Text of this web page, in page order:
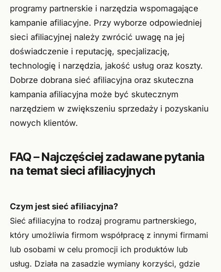
programy partnerskie i narzędzia wspomagające
kampanie afiliacyjne. Przy wyborze odpowiedniej
sieci afiliacyjnej należy zwrócić uwagę na jej
doświadczenie i reputację, specjalizację,
technologię i narzędzia, jakość usług oraz koszty.
Dobrze dobrana sieć afiliacyjna oraz skuteczna
kampania afiliacyjna może być skutecznym
narzędziem w zwiększeniu sprzedaży i pozyskaniu
nowych klientów.
FAQ – Najczęściej zadawane pytania
na temat sieci afiliacyjnych
Czym jest sieć afiliacyjna?
Sieć afiliacyjna to rodzaj programu partnerskiego,
który umożliwia firmom współpracę z innymi firmami
lub osobami w celu promocji ich produktów lub
usług. Działa na zasadzie wymiany korzyści, gdzie